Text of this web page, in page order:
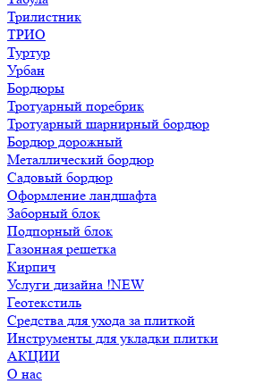
Трилистник
ТРИО
Туртур
Урбан
Бордюры
Тротуарный поребрик
Тротуарный шарнирный бордюр
Бордюр дорожный
Металлический бордюр
Садовый бордюр
Оформление ландшафта
Заборный блок
Подпорный блок
Газонная решетка
Кирпич
Услуги дизайна !NEW
Геотекстиль
Средства для ухода за плиткой
Инструменты для укладки плитки
АКЦИИ
О нас